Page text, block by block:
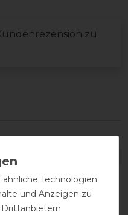
zu
für dich
Technologien
und Anzeigen zu
Drittanbietern